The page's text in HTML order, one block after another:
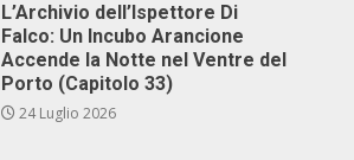
L’Archivio dell’Ispettore Di
Falco: Un Incubo Arancione
Accende la Notte nel Ventre del
Porto (Capitolo 33)
24 Luglio 2026